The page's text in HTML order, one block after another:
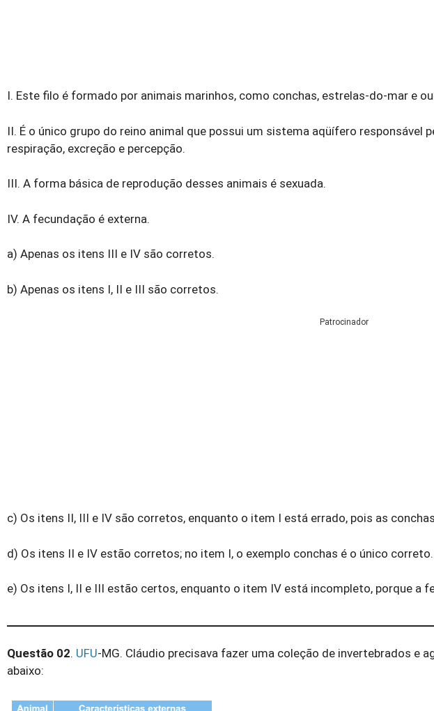
I. Este filo é formado por animais marinhos, como conchas, estrelas-do-mar e
II. É o único grupo do reino animal que possui um sistema aqüífero responsável
respiração, excreção e percepção.
III. A forma básica de reprodução desses animais é sexuada.
IV. A fecundação é externa.
a) Apenas os itens III e IV são corretos.
b) Apenas os itens I, II e III são corretos.
Patrocinador
c) Os itens II, III e IV são corretos, enquanto o item I está errado, pois as
d) Os itens II e IV estão corretos; no item I, o exemplo conchas é o único correto.
e) Os itens I, II e III estão certos, enquanto o item IV está incompleto, porque a
Questão 02. UFU-MG. Cláudio precisava fazer uma coleção de invertebrados e
abaixo: